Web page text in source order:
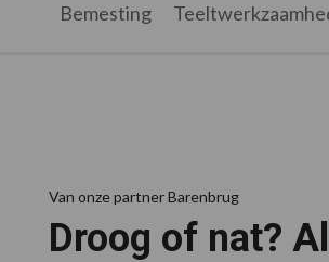
Bemesting
Van onze partner Barenbrug
Droog of nat?